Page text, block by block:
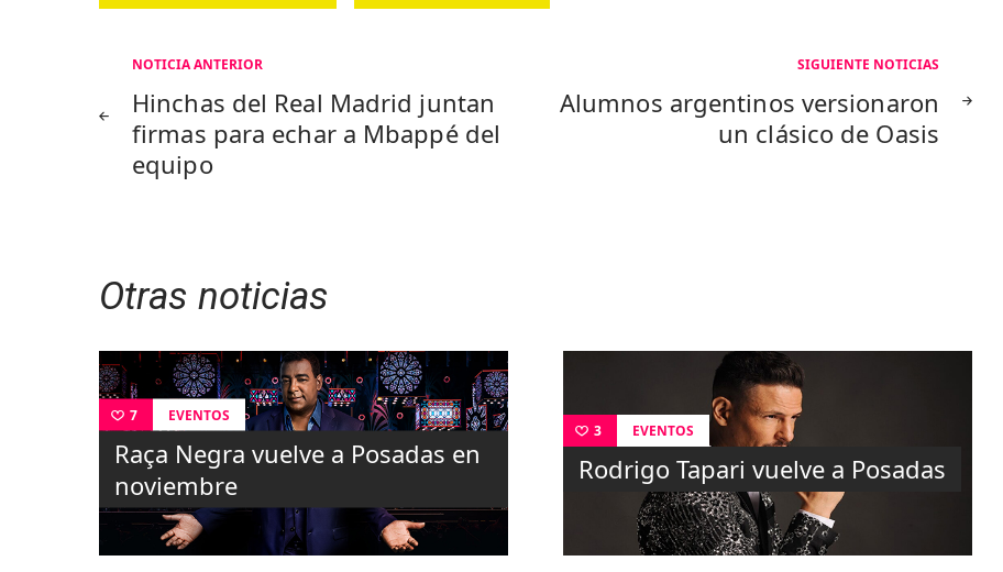
Navegación
de
entradas
NOTICIA ANTERIOR
Hinchas del Real Madrid juntan
firmas para echar a Mbappé del
equipo
SIGUIENTE NOTICIAS
Alumnos argentinos versionaron
un clásico de Oasis
Otras noticias
7 EVENTOS
Raça Negra vuelve a Posadas en
noviembre
3 EVENTOS
Rodrigo Tapari vuelve a Posadas